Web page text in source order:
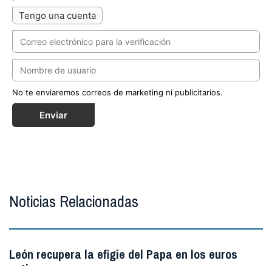
Tengo una cuenta
No te enviaremos correos de marketing ni publicitarios.
Enviar
Noticias Relacionadas
León recupera la efigie del Papa en los euros